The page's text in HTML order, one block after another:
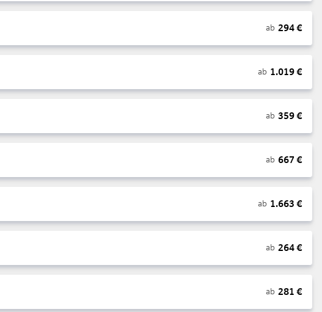
ab 294€
ab 1.019€
ab 359€
ab 667 €
ab 1.663 €
ab 264€
ab 281 €